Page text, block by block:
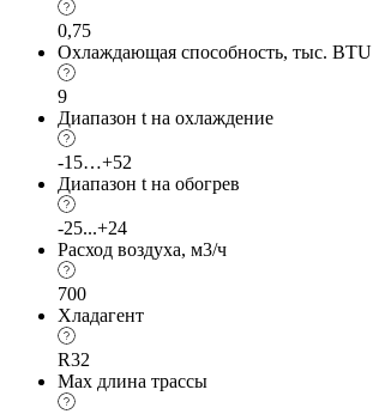
0,75
Охлаждающая способность, тыс. BTU
9
Диапазон t на охлаждение
-15…+52
Диапазон t на обогрев
-25...+24
Расход воздуха, м3/ч
700
Хладагент
R32
Max длина трассы